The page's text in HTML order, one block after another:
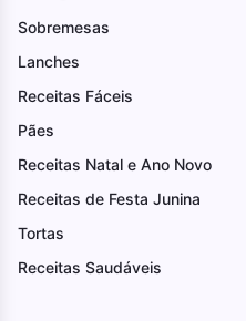
Sobremesas
Lanches
Receitas Fáceis
Pães
Receitas Natal e Ano Novo
Receitas de Festa Junina
Tortas
Receitas Saudáveis